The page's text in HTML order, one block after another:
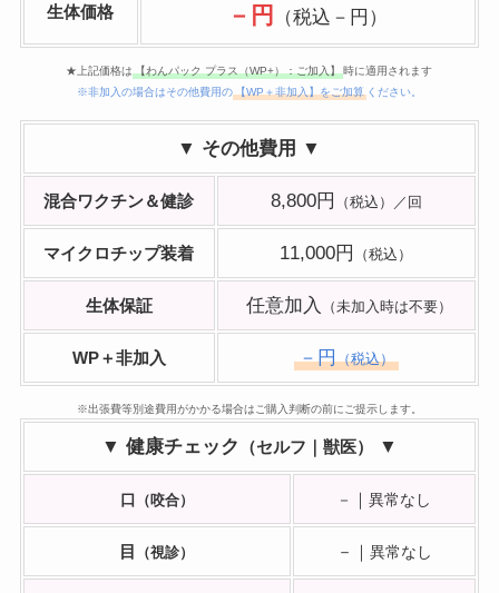
生体価格 －円 （税込－円）
★上記価格は 【わんパック プラス（WP+）：ご加入】
時に適用されます
※非加入の場合はその他費用の
【WP＋非加入】をご加算 ください。
▼ その他費用 ▼
混合ワクチン＆健診 8,800円 （税込）／回
マイクロチップ装着 11,000円 （税込）
生体保証 任意加入 （未加入時は不要）
WP＋非加入 －円（税込）
※出張費等別途費用がかかる場合はご購入判断の前にご提示します。
▼ 健康チェック （セルフ｜獣医） ▼
口 （咬合） － ｜異常なし
目 （視診） －｜ 異常なし